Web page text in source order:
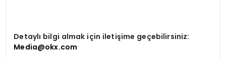
Detaylı bilgi almak için iletişime geçebilirsiniz:
Media@okx.com